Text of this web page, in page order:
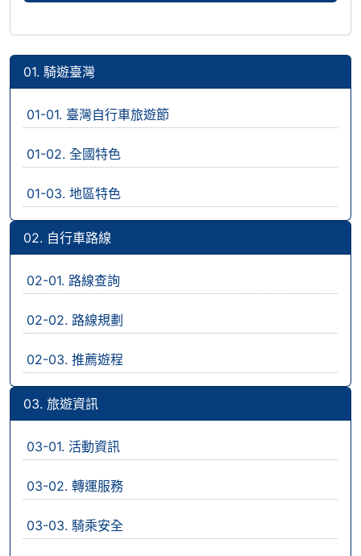
01. 騎遊臺灣
01-01. 臺灣自行車旅遊節
01-02. 全國特色
01-03. 地區特色
02. 自行車路線
02-01. 路線查詢
02-02. 路線規劃
02-03. 推薦遊程
03. 旅遊資訊
03-01. 活動資訊
03-02. 轉運服務
03-03. 騎乘安全